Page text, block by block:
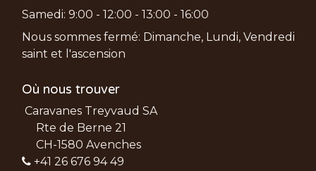
Samedi: 9:00 - 12:00 - 13:00 - 16:00
Nous sommes fermé: Dimanche, Lundi, Vendredi
saint et l'ascension
Où nous trouver
Caravanes Treyvaud SA
Rte de Berne 21
CH-1580 Avenches
+41 26 676 94 49